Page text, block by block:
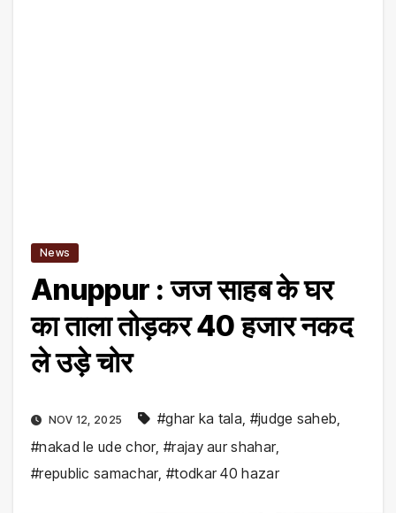
News
Anuppur : जज साहब के घर
का ताला तोड़कर 40 हजार नकद
ले उड़े चोर
NOV 12, 2025 #ghar ka tala #judge saheb
#nakad le ude chor,#rajay aur shahar,
#republic samachar,#todkar 40 hazar